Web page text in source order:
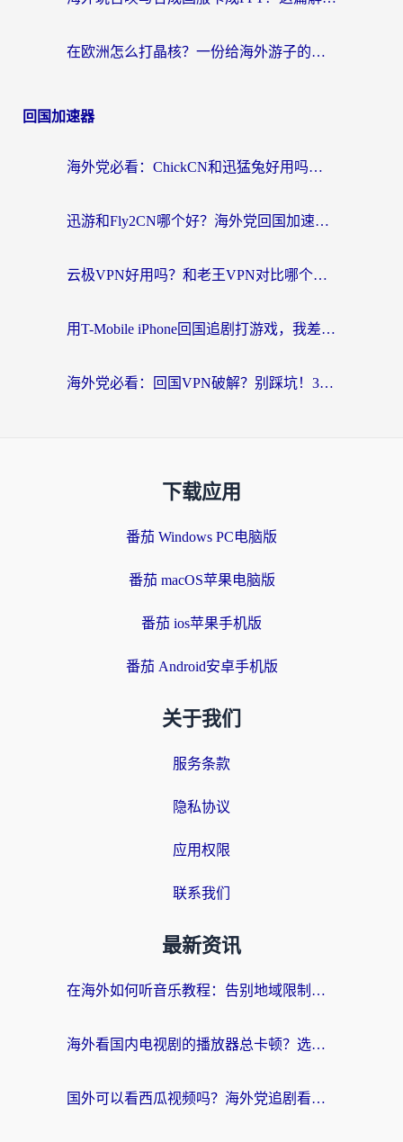
在欧洲怎么打晶核？一份给海外游子的网络加速生存指南
回国加速器
海外党必看：ChickCN和迅猛兔好用吗？3招教你选对回国加速器
迅游和Fly2CN哪个好？海外党回国加速器真实测评与选择心法
云极VPN好用吗？和老王VPN对比哪个回国效果更好？海外党必看的真实体验指南
用T-Mobile iPhone回国追剧打游戏，我差点把手机砸了
海外党必看：回国VPN破解？别踩坑！3步选对加速器无缝刷国内资源
下载应用
番茄 Windows PC电脑版
番茄 macOS苹果电脑版
番茄 ios苹果手机版
番茄 Android安卓手机版
关于我们
服务条款
隐私协议
应用权限
联系我们
最新资讯
在海外如何听音乐教程：告别地域限制，随时听见国内的声音
海外看国内电视剧的播放器总卡顿？选对回国加速器才是关键
国外可以看西瓜视频吗？海外党追剧看片的终极解决方案